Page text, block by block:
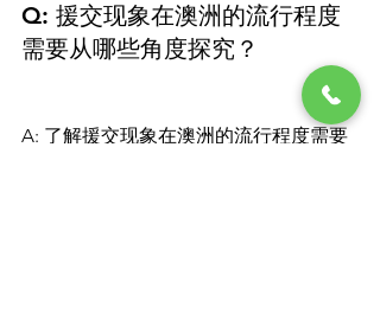
Q: 援交现象在澳洲的流行程度
需要从哪些角度探究？
A: 了解援交现象在澳洲的流行程度需要